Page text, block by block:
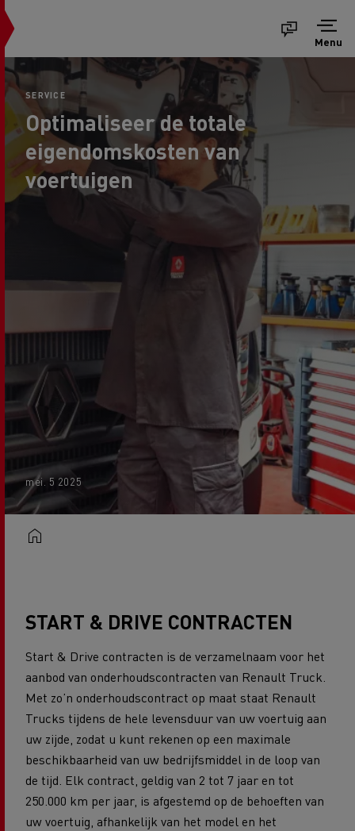
Menu
SERVICE
Optimaliseer de totale
eigendomskosten van
voertuigen
mei. 5 2025
START & DRIVE CONTRACTEN
Start & Drive contracten is de verzamelnaam voor het
aanbod van onderhoudscontracten van Renault Truck.
Met zo’n onderhoudscontract op maat staat Renault
Trucks tijdens de hele levensduur van uw voertuig aan
uw zijde, zodat u kunt rekenen op een maximale
beschikbaarheid van uw bedrijfsmiddel in de loop van
de tijd. Elk contract, geldig van 2 tot 7 jaar en tot
250.000 km per jaar, is afgestemd op de behoeften van
uw voertuig, afhankelijk van het model en het